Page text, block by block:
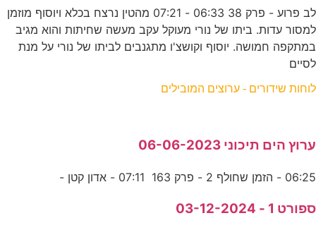
לב פרוע - פרק 38 06:33 - 07:21 מהטין נרצח בכלא ויוסוף מוזמן
למסור עדות. ביתו של נורי מעוקל עקב מעשה שחיתות והוא מגיב
במתקפה חמושה. יוסוף וקושצ'ו מתגנבים לביתו של נורי על מנת
לסיים
לוחות שידורים - ערוצים המובילים
ערוץ הים תיכוני 06-06-2023
06:25 - הזמן שחולף 2 - פרק 163 07:11 - אדון קטן -
ספורט 1 - 03-12-2024